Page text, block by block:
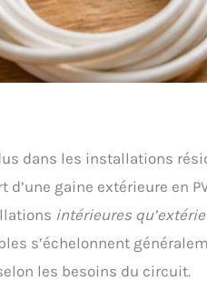
dans les installations
gaine extérieure en
intérieures
s’échelonnent
les besoins du circuit.